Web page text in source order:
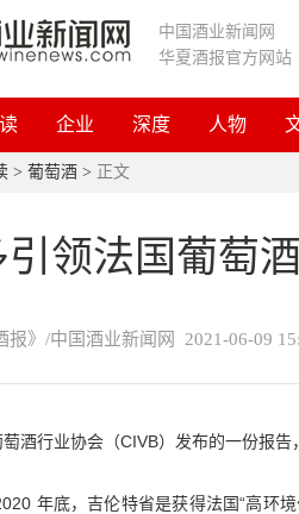
中国酒业新闻网
华夏酒报官方网站
企业 深度 人物
> 葡萄酒 > 正文
领法国葡萄
报》/中国酒业新闻网 2021-06-09
酒行业协会（CIVB）发布的一份报
年底，吉伦特省是获得法国“高环